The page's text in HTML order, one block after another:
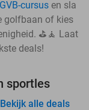
GVB-cursus en sla
golfbaan of kies
⛳🧘 Laat
deals!
sportles
Bekijk alle deals